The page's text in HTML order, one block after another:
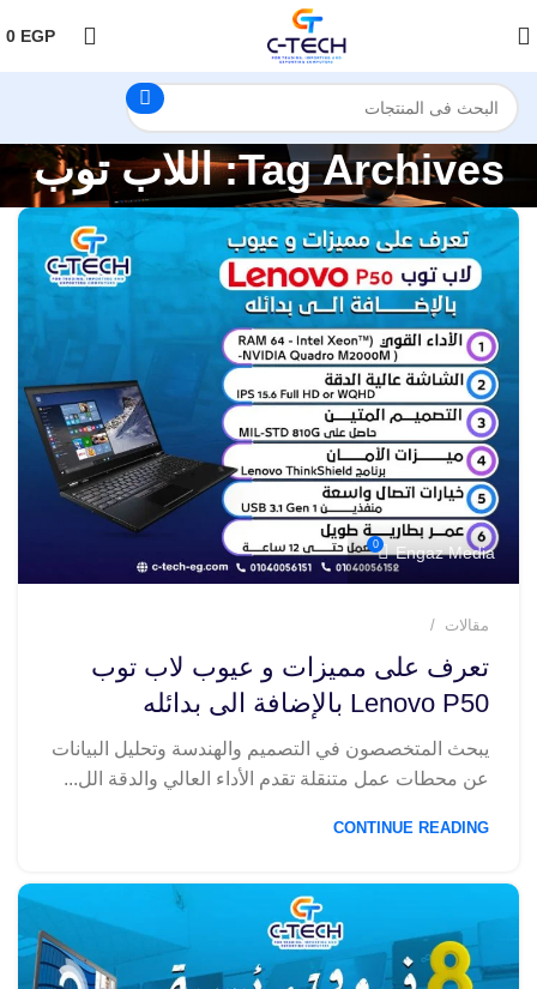
0 EGP
Tag Archives: اللاب توب
Engaz Media
0
مقالات
تعرف على مميزات و عيوب لاب توب
Lenovo P50 بالإضافة الى بدائله
يبحث المتخصصون في التصميم والهندسة وتحليل البيانات
عن محطات عمل متنقلة تقدم الأداء العالي والدقة الل...
CONTINUE READING
اضغط هنا لمتابعتنا على فيس بوك